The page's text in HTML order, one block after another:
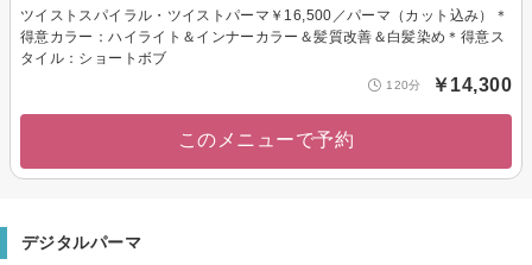
ツイストスパイラル・ツイストパーマ￥16,500／パーマ（カット込み）＊
得意カラー：ハイライト＆インナーカラー＆髪質改善＆白髪染め＊得意ス
タイル：ショートボブ
120分 ￥14,300
このメニューで予約
デジタルパーマ